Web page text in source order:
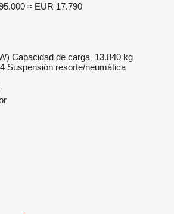
≈ EUR 17.790
Capacidad de carga 13.840 kg
Suspensión resorte/neumática